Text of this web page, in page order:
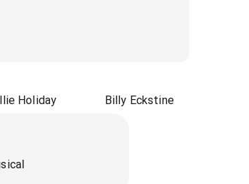
Holiday Billy Eckstine